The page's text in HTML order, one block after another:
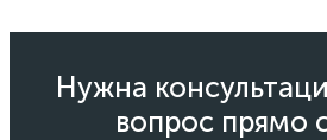
Нужна
вопрос прямо